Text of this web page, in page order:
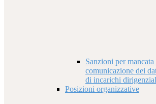
Sanzioni per
comunicazione dei
di incarichi
Posizioni organizzative